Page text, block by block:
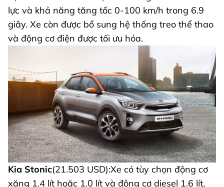
lực và khả năng tăng tốc 0-100 km/h trong 6.9
giây. Xe còn được bổ sung hệ thống treo thể thao
và động cơ điện được tối ưu hóa.
Kia Stonic(21.503 USD):Xe có tùy chọn động cơ
xăng 1.4 lít hoặc 1.0 lít và động cơ diesel 1.6 lít,